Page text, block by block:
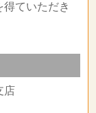
ていただき
店